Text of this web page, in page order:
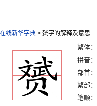
在线新华字典 > 赟字的解释及意思
繁体：
拼音：
部首：
繁部：
笔顺：